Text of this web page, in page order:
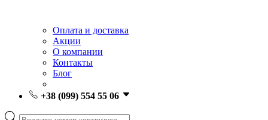
Оплата и доставка
Акции
О компании
Контакты
Блог
+38 (099) 554 55 06
Поиск